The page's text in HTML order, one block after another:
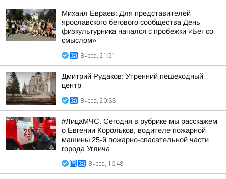
Михаил Евраев: Для представителей
ярославского бегового сообщества День
физкультурника начался с пробежки «Бег со
смыслом»
Вчера, 21:51
Дмитрий Рудаков: Утренний пешеходный
центр
Вчера, 20:33
#ЛицаМЧС. Сегодня в рубрике мы расскажем
о Евгении Корольков, водителе пожарной
машины 25-й пожарно-спасательной части
города Углича
Вчера, 16:48